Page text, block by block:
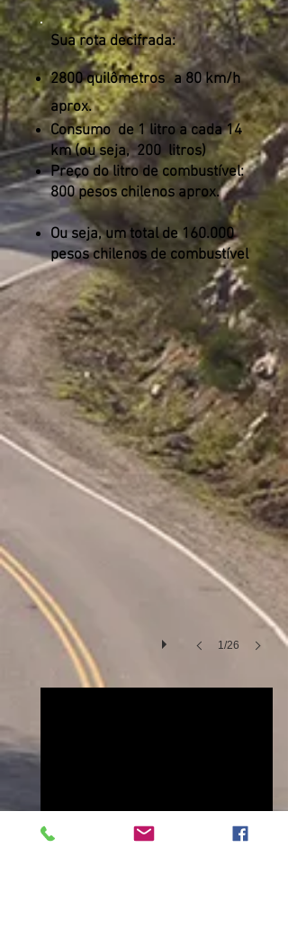
Sua rota decifrada:
2800 quilômetros a 80 km/h
aprox.
Consumo de 1 litro a cada 14
km (ou seja, 200 litros)
Preço do litro de combustível:
800 pesos chilenos aprox.
Ou seja, um total de 160.000
pesos chilenos de combustível
San Carlos de Bariloche
1/26